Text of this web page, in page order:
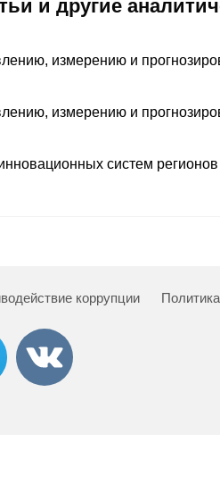
и другие
измерению и
измерению и
систем
коррупции